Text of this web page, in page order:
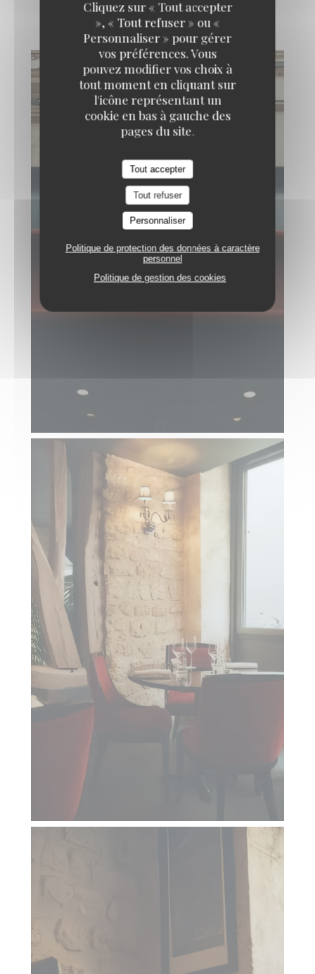
Cliquez sur « Tout accepter
», « Tout refuser » ou «
Personnaliser » pour gérer
vos préférences. Vous
pouvez modifier vos choix à
tout moment en cliquant sur
l'icône représentant un
cookie en bas à gauche des
pages du site.
Tout accepter
Tout refuser
Personnaliser
Politique de protection des données à caractère
personnel
Politique de gestion des cookies
L'Evade